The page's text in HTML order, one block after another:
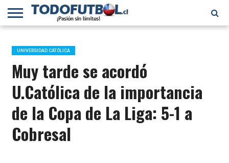
PRIMERA
B
SELECCIÓN
CHILENA
CHILENOS
EN EL
MUNDO
FÚTBOL
INTERNACIONAL
UNIVERSIDAD CATÓLICA
Muy tarde se acordó
U.Católica de la importancia
de la Copa de La Liga: 5-1 a
Cobresal